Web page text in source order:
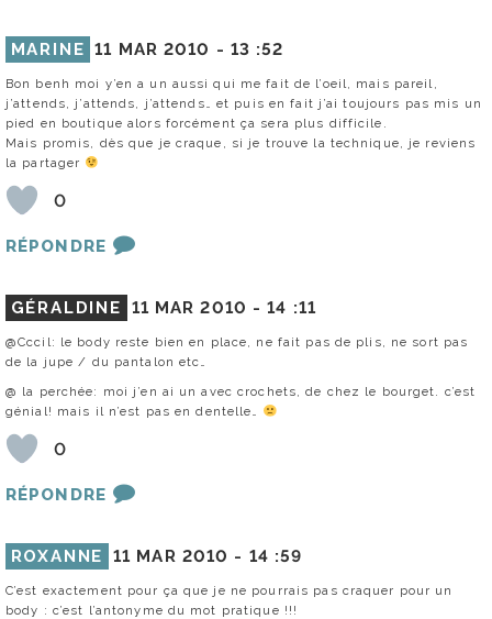
MARINE 11 MAR 2010 - 13 :52
Bon benh moi y’en a un aussi qui me fait de l’oeil, mais pareil,
j’attends, j’attends, j’attends… et puis en fait j’ai toujours pas mis un
pied en boutique alors forcément ça sera plus difficile.
Mais promis, dès que je craque, si je trouve la technique, je reviens
la partager
0
RÉPONDRE
GÉRALDINE 11 MAR 2010 -14 :11
@Cccil: le body reste bien en place, ne fait pas de plis, ne sort pas
de la jupe / du pantalon etc…
@ la perchée: moi j’en ai un avec crochets, de chez le bourget. c’est
génial! mais il n’est pas en dentelle…
0
RÉPONDRE
ROXANNE 11 MAR 2010 - 14 :59
C’est exactement pour ça que je ne pourrais pas craquer pour un
body : c’est l’antonyme du mot pratique !!!